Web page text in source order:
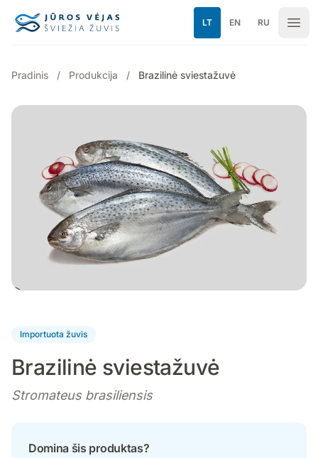
LT EN RU
Pradinis / Produkcija / Brazilinė sviestažuvė
Importuota žuvis
Brazilinė sviestažuvė
Stromateus brasiliensis
Domina šis produktas?